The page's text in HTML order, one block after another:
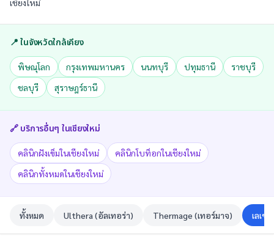
เชียงใหม่
📍 ในจังหวัดใกล้เคียง
พิษณุโลก กรุงเทพมหานคร นนทบุรี ปทุมธานี
ราชบุรี
ชลบุรี
สุราษฎร์ธานี
🔗 บริการอื่นๆ ในเชียงใหม่
คลินิกฝังเข็มในเชียงใหม่
คลินิกโบท็อกในเชียงใหม่
คลินิกทั้งหมดในเชียงใหม่
ทั้งหมด Ulthera (อัลเทอร่า) Thermage (เทอร์มาจ) เลเซ